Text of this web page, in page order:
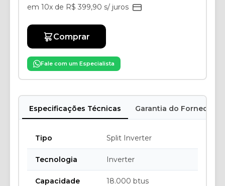
em 10x de R$ 399,90 s/ juros
Comprar
Fale com um Especialista
Especificações Técnicas Garantia do Fornecedor
Tipo Split Inverter
Tecnologia Inverter
Capacidade 18.000 btus